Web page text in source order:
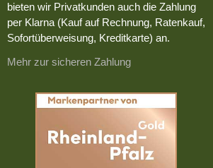
bieten wir Privatkunden auch die Zahlung
per Klarna (Kauf auf Rechnung, Ratenkauf,
Sofortüberweisung, Kreditkarte) an.
Mehr zur sicheren Zahlung